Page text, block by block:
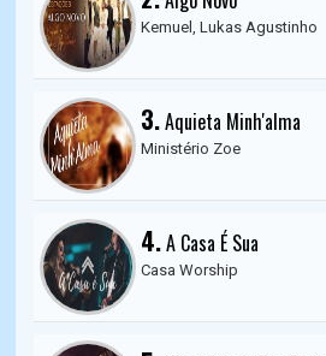
Kemuel, Lukas Agustinho
3.Aquieta Minh'alma
Ministério Zoe
4.A Casa É Sua
Casa Worship